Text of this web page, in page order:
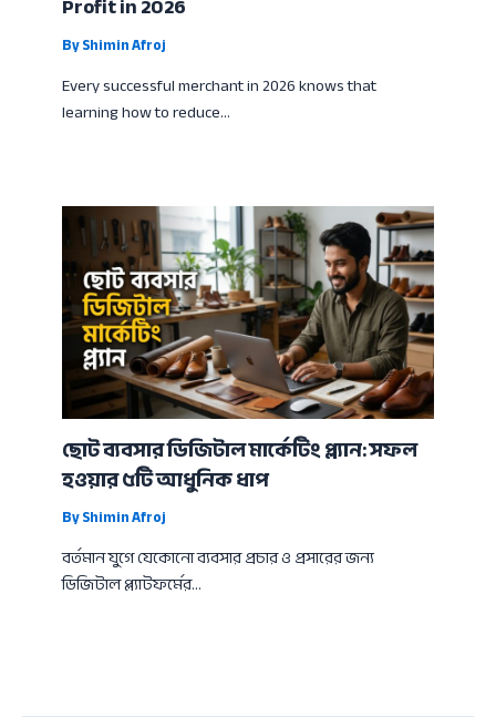
ByShimin Afroj
Every successful merchant in 2026 knows that
learning how to reduce…
ছোট ব্যবসার ডিজিটাল মার্কেটিং প্ল্যান: সফল
হওয়ার ৫টি আধুনিক ধাপ
ByShimin Afroj
বর্তমান যুগে যেকোনো ব্যবসার প্রচার ও প্রসারের জন্য
ডিজিটাল প্ল্যাটফর্মের…